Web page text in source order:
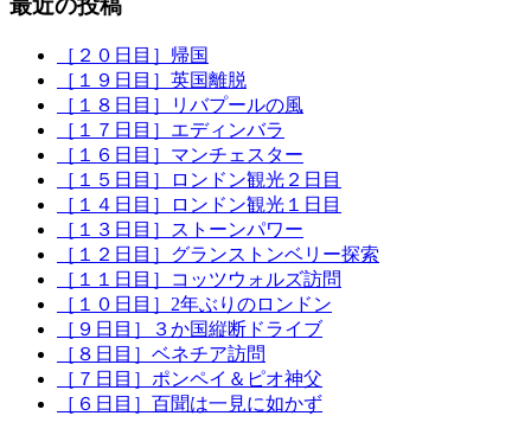
最近の投稿
［２０日目］帰国
［１９日目］英国離脱
［１８日目］リバプールの風
［１７日目］エディンバラ
［１６日目］マンチェスター
［１５日目］ロンドン観光２日目
［１４日目］ロンドン観光１日目
［１３日目］ストーンパワー
［１２日目］グランストンベリー探索
［１１日目］コッツウォルズ訪問
［１０日目］2年ぶりのロンドン
［９日目］３か国縦断ドライブ
［８日目］ベネチア訪問
［７日目］ポンペイ＆ピオ神父
［６日目］百聞は一見に如かず